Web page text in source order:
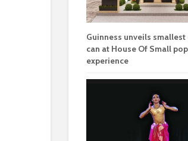
Guinness unveils
can at House Of Small
experience